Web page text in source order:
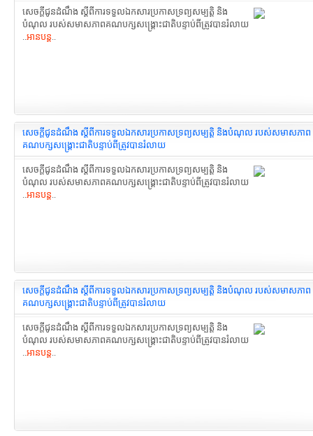
សេចក្តីជូនដំណឹង ស្ដីពីការទទួលឯកសារ​ប្រកាសទ្រព្យសម្បត្តិ និង
បំណុល របស់សមាសភាពគណបក្សសង្រ្គោះជាតិ​បន្ទាប់ពីត្រូវបានរំលាយ
..អានបន្ត..
សេចក្តីជូនដំណឹង ស្ដីពីការទទួលឯកសារ​ប្រកាសទ្រព្យសម្បត្តិ និងបំណុល របស់សមាសភាព
គណបក្ស​សង្រ្គោះជាតិបន្ទាប់ពី​ត្រូវបានរំលាយ
សេចក្តីជូនដំណឹង ស្ដីពីការទទួលឯកសារ​ប្រកាសទ្រព្យសម្បត្តិ និង
បំណុល របស់សមាសភាពគណបក្ស​សង្រ្គោះជាតិបន្ទាប់ពី​ត្រូវបានរំលាយ
..អានបន្ត..
សេចក្តីជូនដំណឹង ស្ដីពីការទទួលឯកសារ​ប្រកាសទ្រព្យសម្បត្តិ និងបំណុល របស់សមាសភាព​
គណបក្ស​សង្រ្គោះជាតិបន្ទាប់ពី​ត្រូវបានរំលាយ
សេចក្តីជូនដំណឹង ស្ដីពីការទទួលឯកសារ​ប្រកាសទ្រព្យសម្បត្តិ និង
បំណុល របស់សមាសភាព​គណបក្ស​សង្រ្គោះជាតិបន្ទាប់ពី​ត្រូវបានរំលាយ
..អានបន្ត..